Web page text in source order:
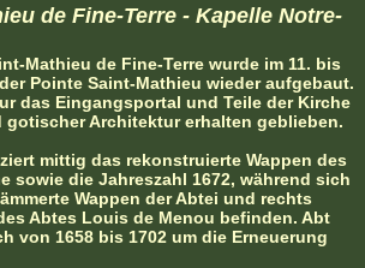
de Fine-Terre - Kapelle Notre-
Mathieu de Fine-Terre wurde im 11. bis
Pointe Saint-Mathieu wieder aufgebaut.
das Eingangsportal und Teile der Kirche
gotischer Architektur erhalten geblieben.
mittig das rekonstruierte Wappen des
sowie die Jahreszahl 1672, während sich
Wappen der Abtei und rechts
Abtes Louis de Menou befinden. Abt
von 1658 bis 1702 um die Erneuerung